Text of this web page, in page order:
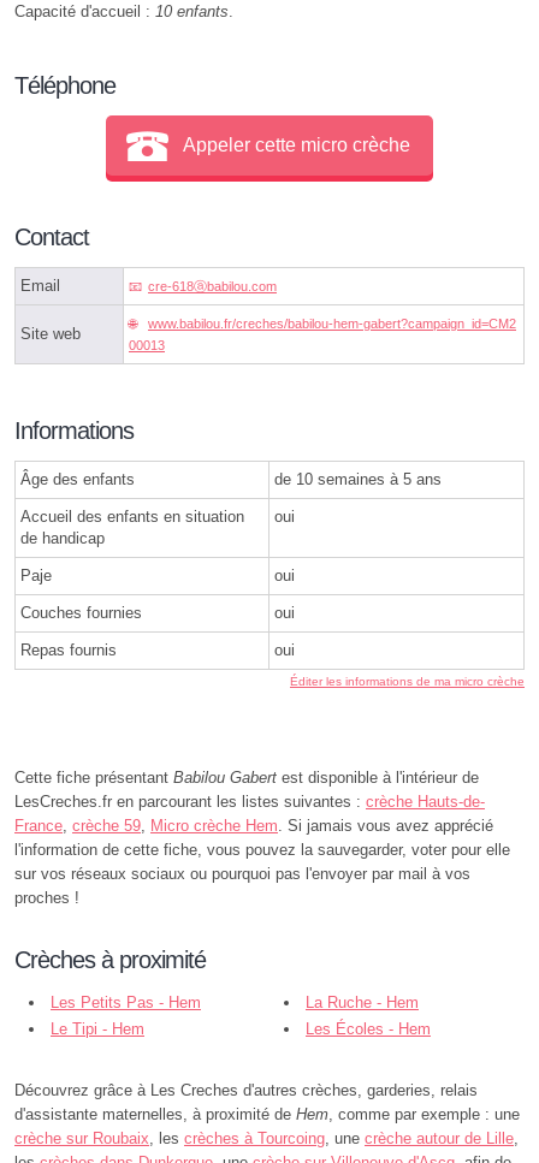
Capacité d'accueil : 10 enfants
Téléphone
Appeler cette micro crèche
Contact
Email cre-618ⓐbabilou.com
Site web
www.babilou.fr/creches/babilou-hem-gabert?campaign_id=CM2
00013
Informations
Âge des enfants de 10 semaines à 5 ans
Accueil des enfants en situation
de handicap
oui
Paje oui
Couches fournies oui
Repas fournis oui
Éditer les informations de ma micro crèche
Cette fiche présentant Babilou Gabert est disponible à l'intérieur de
LesCreches.fr en parcourant les listes suivantes : crèche Hauts-de-
France crèche 59 Micro crèche Hem . Si jamais vous avez apprécié
l'information de cette fiche, vous pouvez la sauvegarder, voter pour elle
sur vos réseaux sociaux ou pourquoi pas l'envoyer par mail à vos
proches !
Crèches à proximité
Les Petits Pas - Hem
La Ruche - Hem
Le Tipi - Hem
Les Écoles - Hem
Découvrez grâce à Les Creches d'autres crèches, garderies, relais
d'assistante maternelles, à proximité de Hem , comme par exemple : une
crèche sur Roubaix , les crèches à Tourcoing , une crèche autour de Lille